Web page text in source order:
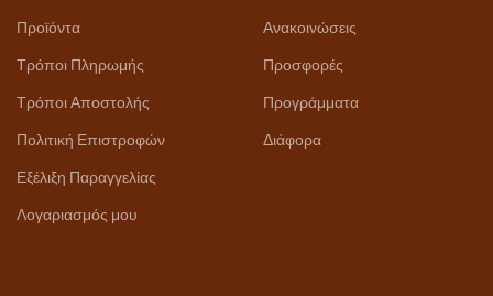
Προϊόντα
Τρόποι Πληρωμής
Τρόποι Αποστολής
Πολιτική Επιστροφών
Εξέλιξη Παραγγελίας
Λογαριασμός μου
Ανακοινώσεις
Προσφορές
Προγράμματα
Διάφορα